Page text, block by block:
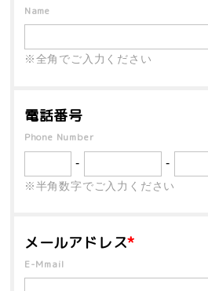
Name
※全角でご入力ください
電話番号
Phone Number
-
-
※半角数字でご入力ください
メールアドレス*
E-Mmail